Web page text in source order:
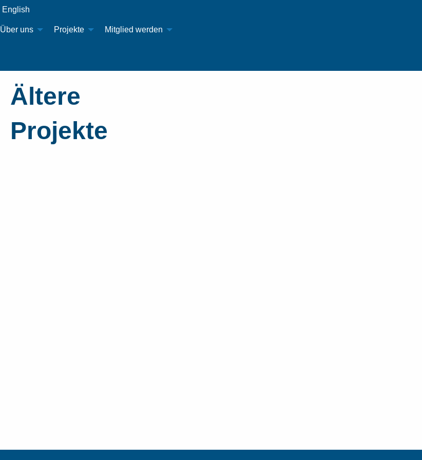
English
Über uns Projekte Mitglied werden
Ältere
Projekte